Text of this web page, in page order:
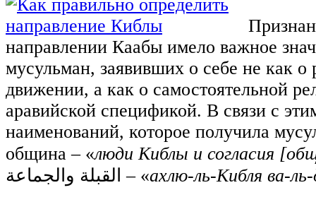
направлении Каабы имело важное
мусульман, заявивших о себе не как о
движении, а как о самостоятельной
аравийской спецификой. В связи с
наименований, которое получила
община ‒ «люди Киблы и согласия
القبلة والجماعة ‎‎ ‒ «ахлю-ль-Кибля ва-